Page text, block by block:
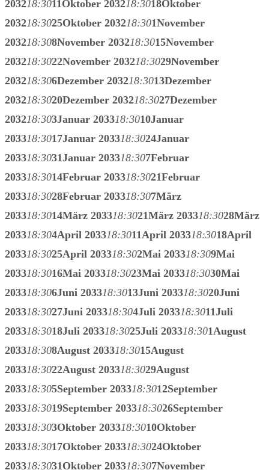
203218:3011Oktober 203218:3018Oktober
203218:3025Oktober 203218:301November
203218:308November 203218:3015November
203218:3022November 203218:3029November
203218:306Dezember 203218:3013Dezember
203218:3020Dezember 203218:3027Dezember
203218:303Januar 203318:3010Januar
203318:3017Januar 203318:3024Januar
203318:3031Januar 203318:307Februar
203318:3014Februar 203318:3021Februar
203318:3028Februar 203318:307März
203318:3014März 203318:3021März 203318:3028März
203318:304April 203318:3011April 203318:3018April
203318:3025April 203318:302Mai 203318:309Mai
203318:3016Mai 203318:3023Mai 203318:3030Mai
203318:306Juni 203318:3013Juni 203318:3020Juni
203318:3027Juni 203318:304Juli 203318:3011Juli
203318:3018Juli 203318:3025Juli 203318:301August
203318:308August 203318:3015August
203318:3022August 203318:3029August
203318:305September 203318:3012September
203318:3019September 203318:3026September
203318:303Oktober 203318:3010Oktober
203318:3017Oktober 203318:3024Oktober
203318:3031Oktober 203318:307November